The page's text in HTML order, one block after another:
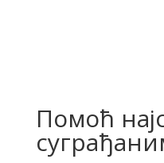
Помоћ